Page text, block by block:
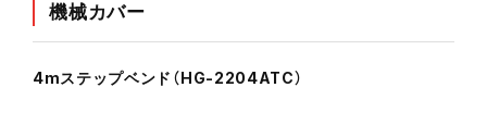
機械カバー
4mステップベンド（HG-2204ATC）